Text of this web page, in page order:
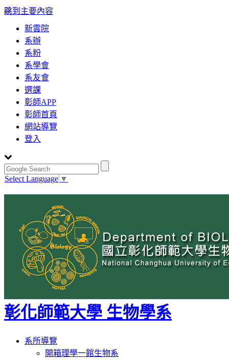
跳到主要內容
:::
新雲院
系辦
系粉
系學會
系友會
選課
彰師APP
彰師首頁
網站導覽
登入
Select Language ▼
彰化師範大學 生物學系
Toggle
navigation
系所導覽
開箱理學一館生物系